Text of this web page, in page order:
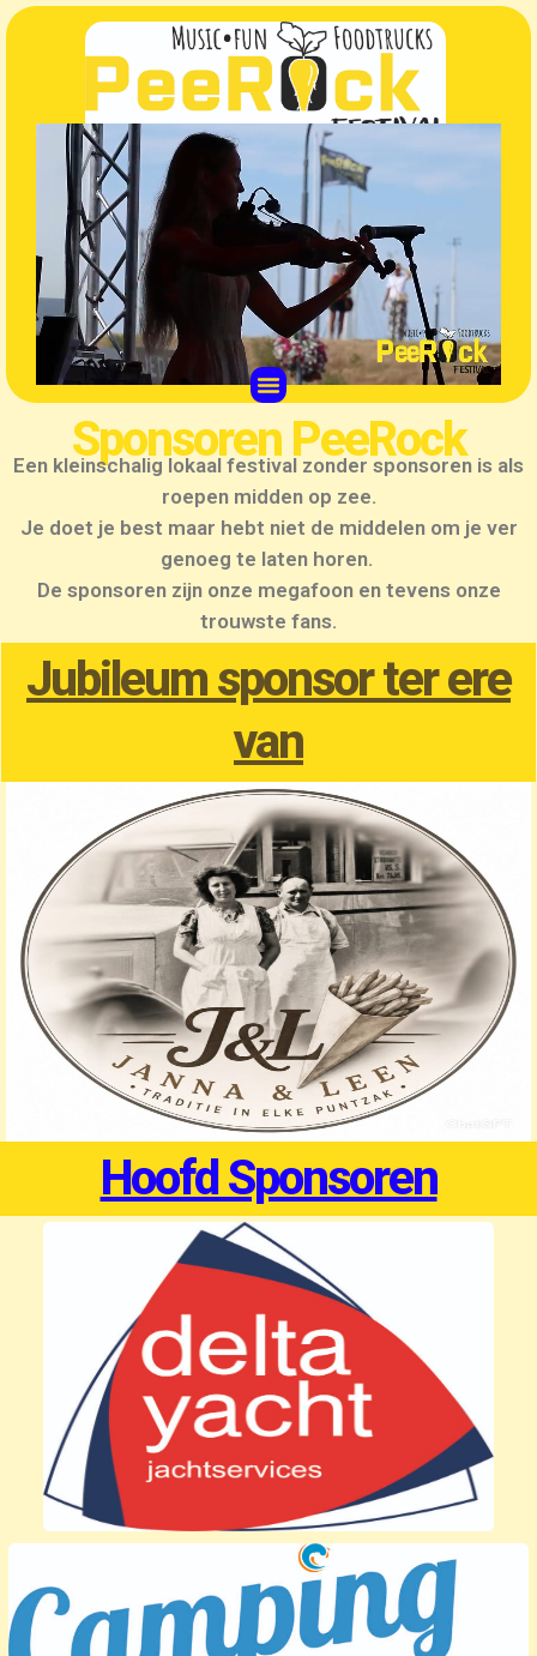
Ga
Menu
Sponsoren PeeRock
Een kleinschalig lokaal festival zonder sponsoren is als
roepen midden op zee.
Je doet je best maar hebt niet de middelen om je ver
genoeg te laten horen.
De sponsoren zijn onze megafoon en tevens onze
trouwste fans.
Jubileum sponsor ter ere
van
Hoofd Sponsoren